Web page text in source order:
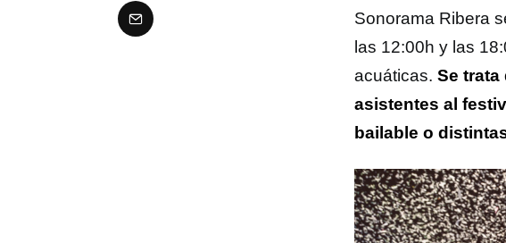
Sonorama Ribera
las 12:00h y las
acuáticas. Se
asistentes al
bailable o